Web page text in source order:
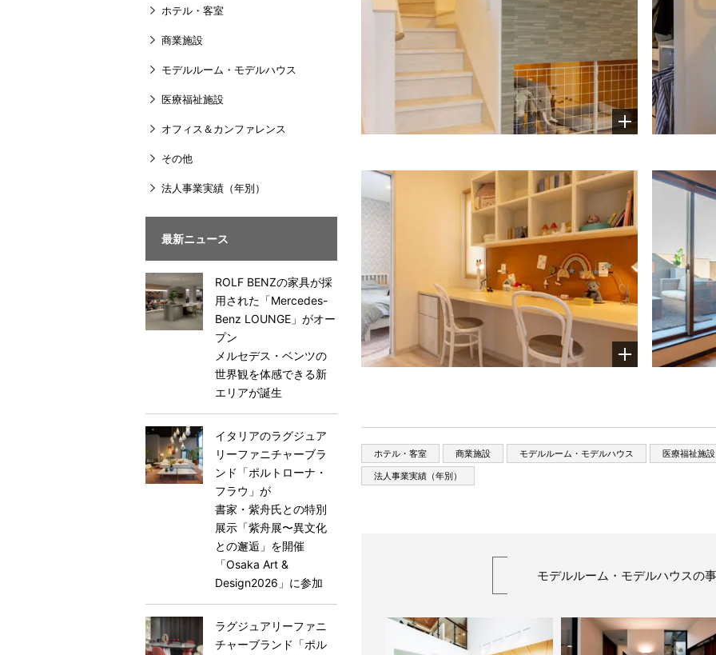
ホテル・客室 商業施設 モデルルーム・モデルハウス
医療福祉施設
法人事業実績（年別）
モデルルーム・モデルハウスの
ホテル・客室
商業施設
モデルルーム・モデルハウス
医療福祉施設
オフィス＆カンファレンス
その他
法人事業実績（年別）
最新ニュース
ROLF BENZの家具が採
用された「Mercedes-
Benz LOUNGE」がオー
プン
メルセデス・ベンツの
世界観を体感できる新
エリアが誕生
イタリアのラグジュア
リーファニチャーブラ
ンド「ポルトローナ・
フラウ」が
書家・紫舟氏との特別
展示「紫舟展〜異文化
との邂逅」を開催
「Osaka Art &
Design2026」に参加
ラグジュアリーファニ
チャーブランド「ポル